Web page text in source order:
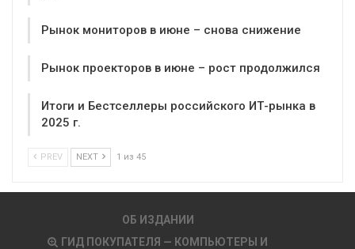
Рынок мониторов в июне – снова снижение
Рынок проекторов в июне – рост продолжился
Итоги и Бестселлеры российского ИТ-рынка в
2025 г.
PREV NEXT 1 из 45
ОБ ИЗДАНИИ
ГИД ПОКУПАТЕЛЯ — КОМПЬЮТЕРЫ И